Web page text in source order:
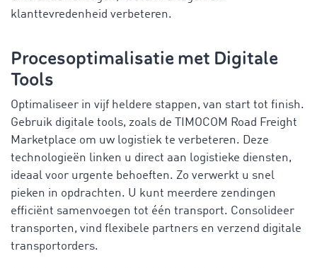
klanttevredenheid verbeteren.
Procesoptimalisatie met Digitale
Tools
Optimaliseer in vijf heldere stappen, van start tot finish.
Gebruik digitale tools, zoals de TIMOCOM Road Freight
Marketplace om uw logistiek te verbeteren. Deze
technologieën linken u direct aan logistieke diensten,
ideaal voor urgente behoeften. Zo verwerkt u snel
pieken in opdrachten. U kunt meerdere zendingen
efficiënt samenvoegen tot één transport. Consolideer
transporten, vind flexibele partners en verzend digitale
transportorders.